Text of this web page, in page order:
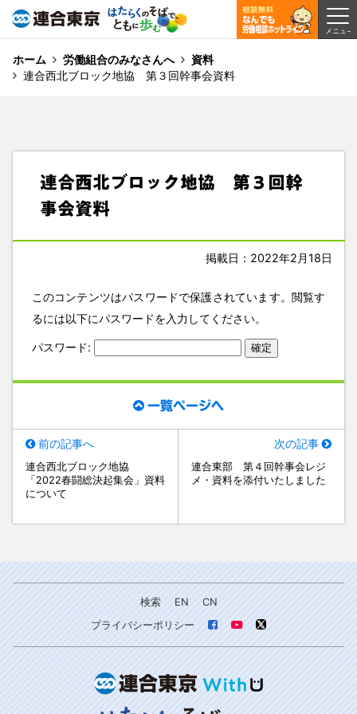
ホーム 労働組合のみなさんへ
資料
連合西北ブロック地協 第３回幹事会資料
連合西北ブロック地協 第３回幹
事会資料
掲載日：2022年2月18日
このコンテンツはパスワードで保護されています。閲覧す
るには以下にパスワードを入力してください。
パスワード:
一覧ページへ
前の記事へ
連合西北ブロック地協
「2022春闘総決起集会」資料
について
次の記事
連合東部 第４回幹事会レジ
メ・資料を添付いたしました
検索 EN
CN
プライバシーポリシー